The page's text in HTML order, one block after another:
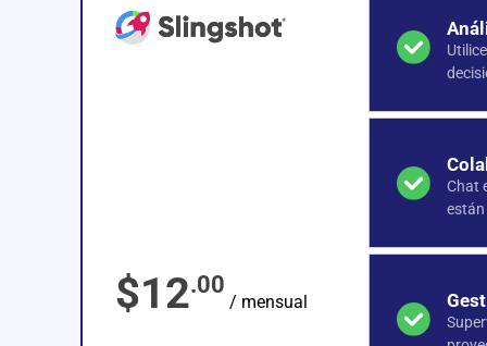
$12.00
/ mensual
Chat